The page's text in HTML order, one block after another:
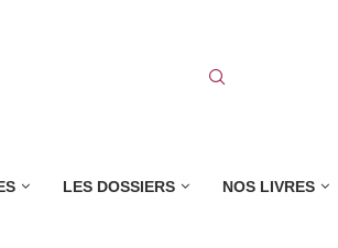
LES DOSSIERS NOS LIVRES